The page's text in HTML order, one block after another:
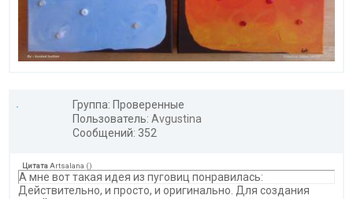
Группа: Проверенные
Пользователь: Avgustina
Сообщений: 352
Цитата Artsalana ()
А мне вот такая идея из пуговиц понравилась:
Действительно, и просто, и оригинально. Для создания